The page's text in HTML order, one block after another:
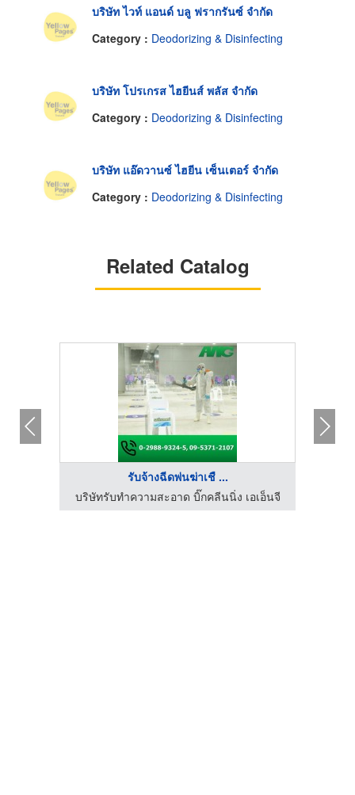
บริษัท ไวท์ แอนด์ บลู ฟรากรันซ์ จำกัด
Category : Deodorizing & Disinfecting
บริษัท โปรเกรส ไฮยีนส์ พลัส จำกัด
Category : Deodorizing & Disinfecting
บริษัท แอ๊ดวานซ์ ไฮยีน เซ็นเตอร์ จำกัด
Category : Deodorizing & Disinfecting
Related Catalog
รับจ้างฉีดพ่นฆ่าเชื ...
บริษัทรับทำความสะอาด บิ๊กคลีนนิ่ง เอเอ็นจี